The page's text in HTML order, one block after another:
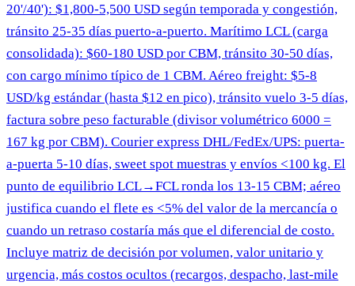
20'/40'): $1,800-5,500 USD según temporada y congestión,
tránsito 25-35 días puerto-a-puerto. Marítimo LCL (carga
consolidada): $60-180 USD por CBM, tránsito 30-50 días,
con cargo mínimo típico de 1 CBM. Aéreo freight: $5-8
USD/kg estándar (hasta $12 en pico), tránsito vuelo 3-5 días,
factura sobre peso facturable (divisor volumétrico 6000 =
167 kg por CBM). Courier express DHL/FedEx/UPS: puerta-
a-puerta 5-10 días, sweet spot muestras y envíos <100 kg. El
punto de equilibrio LCL→FCL ronda los 13-15 CBM; aéreo
justifica cuando el flete es <5% del valor de la mercancía o
cuando un retraso costaría más que el diferencial de costo.
Incluye matriz de decisión por volumen, valor unitario y
urgencia, más costos ocultos (recargos, despacho, last-mile